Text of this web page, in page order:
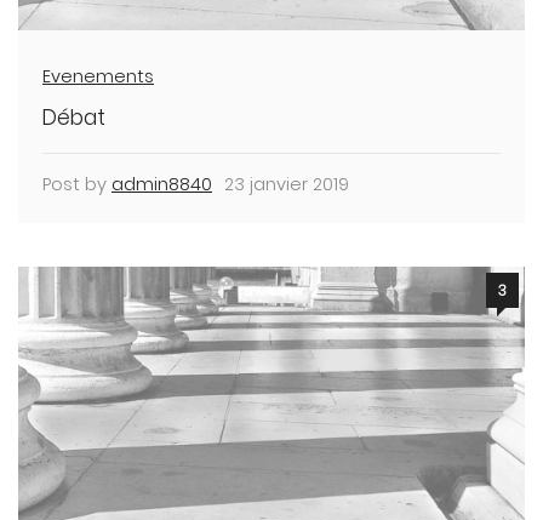
Evenements
Débat
Post by admin8840 23 janvier 2019
3